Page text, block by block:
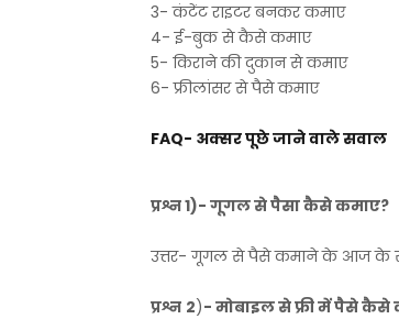
3- कंटेंट राइटर बनकर कमाए
4- ई-बुक से कैसे कमाए
5- किराने की दुकान से कमाए
6- फ्रीलांसर से पैसे कमाए
FAQ- अक्सर पूछे जाने वाले सवाल
प्रश्न 1)- गूगल से पैसा कैसे कमाए?
उत्तर- गूगल से पैसे कमाने के आज के
प्रश्न 2)- मोबाइल से फ्री में पैसे कैसे